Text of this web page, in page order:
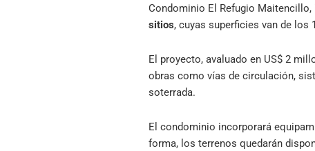
Condominio El Refugio Maitencillo,
sitios, cuyas superficies van de los
El proyecto, avaluado en US$ 2
obras como vías de circulación,
soterrada.
El condominio incorporará
forma, los terrenos quedarán